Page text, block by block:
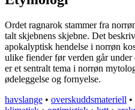
Ordet ragnarok stammer fra
talt skjebnens skjebne. Det
apokalyptisk hendelse i norrøn
ulike fiender før verden går
er et sentralt tema i norrøn
ødeleggelse og fornyelse.
havslange • overskuddsmateriell •